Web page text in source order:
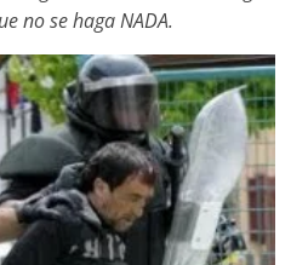
no se haga NADA.